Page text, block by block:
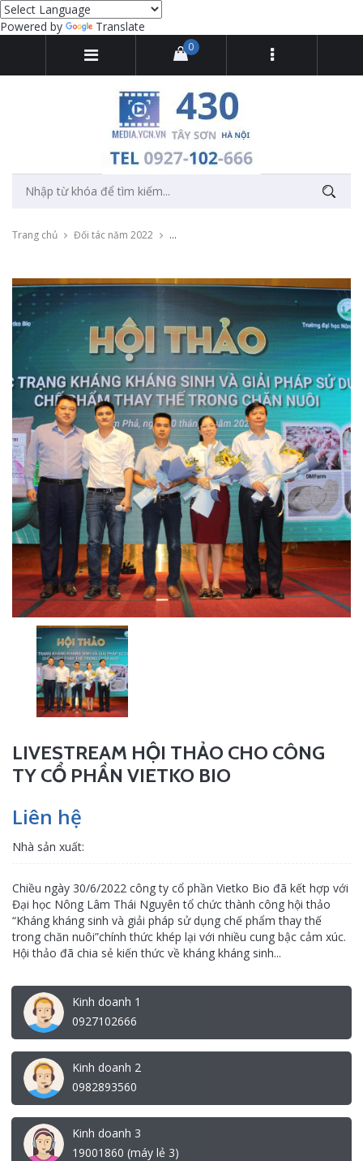
Powered by Translate
0
Trang chủ Đối tác năm 2022 Livestream hội thảo cho công ty cổ phần
LIVESTREAM HỘI THẢO CHO CÔNG
TY CỔ PHẦN VIETKO BIO
Liên hệ
Nhà sản xuất:
Chiều ngày 30/6/2022 công ty cổ phần Vietko Bio đã kết hợp với
Đại học Nông Lâm Thái Nguyên tổ chức thành công hội thảo
“Kháng kháng sinh và giải pháp sử dụng chế phẩm thay thế
trong chăn nuôi”chính thức khép lại với nhiều cung bậc cảm xúc.
Hội thảo đã chia sẻ kiến thức về kháng kháng sinh...
Kinh doanh 1
0927102666
Kinh doanh 2
0982893560
Kinh doanh 3
19001860 (máy lẻ 3)